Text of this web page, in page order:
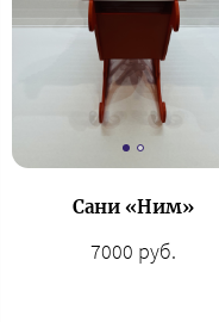
Сани «Ним»
7000 руб.